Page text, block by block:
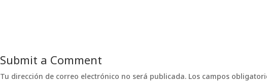
Submit a Comment
Tu dirección de correo electrónico no será publicada. Los campos